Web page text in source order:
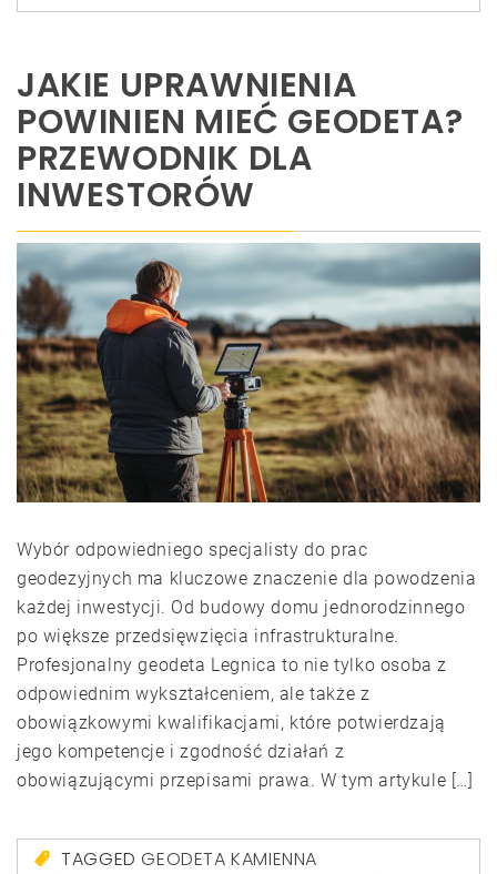
JAKIE UPRAWNIENIA
POWINIEN MIEĆ GEODETA?
PRZEWODNIK DLA
INWESTORÓW
Wybór odpowiedniego specjalisty do prac
geodezyjnych ma kluczowe znaczenie dla powodzenia
każdej inwestycji. Od budowy domu jednorodzinnego
po większe przedsięwzięcia infrastrukturalne.
Profesjonalny geodeta Legnica to nie tylko osoba z
odpowiednim wykształceniem, ale także z
obowiązkowymi kwalifikacjami, które potwierdzają
jego kompetencje i zgodność działań z
obowiązującymi przepisami prawa. W tym artykule […]
TAGGEDGEODETA KAMIENNA